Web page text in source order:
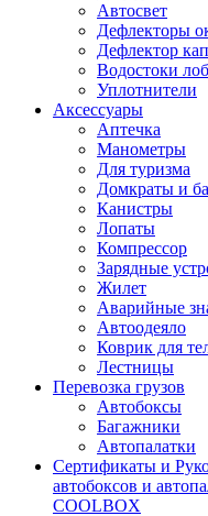
Автосвет
Дефлекторы
Дефлектор
Водостоки
Уплотнители
Аксессуары
Аптечка
Манометры
Для туризма
Домкраты и
Канистры
Лопаты
Компрессор
Зарядные
Жилет
Аварийные
Автоодеяло
Коврик для
Лестницы
Перевозка грузов
Автобоксы
Багажники
Автопалатки
Сертификаты и
автобоксов и
COOLBOX